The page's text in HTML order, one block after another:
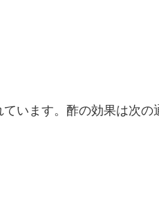
います。酢の効果は次の